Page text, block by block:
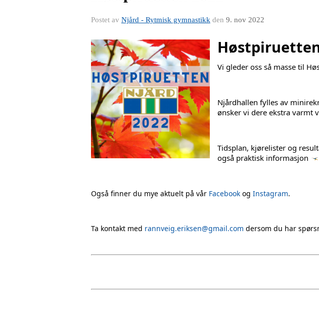
Postet av Njård - Rytmisk gymnastikk den 9. nov 2022
Vi gleder oss så masse til
Njårdhallen fylles av
ønsker vi dere ekstra varmt
Tidsplan, kjørelister og
også praktisk informasjon
Også finner du mye aktuelt på vår Facebook og Instagram.
Ta kontakt med rannveig.eriksen@gmail.com dersom du har